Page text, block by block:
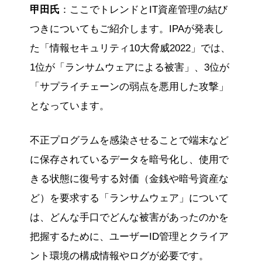
甲田氏 ：ここでトレンドとIT資産管理の結び
つきについてもご紹介します。IPAが発表し
た「情報セキュリティ10大脅威2022」では、
1位が「ランサムウェアによる被害」、3位が
「サプライチェーンの弱点を悪用した攻撃」
となっています。
不正プログラムを感染させることで端末など
に保存されているデータを暗号化し、使用で
きる状態に復号する対価（金銭や暗号資産な
ど）を要求する「ランサムウェア」について
は、どんな手口でどんな被害があったのかを
把握するために、ユーザーID管理とクライア
ント環境の構成情報やログが必要です。